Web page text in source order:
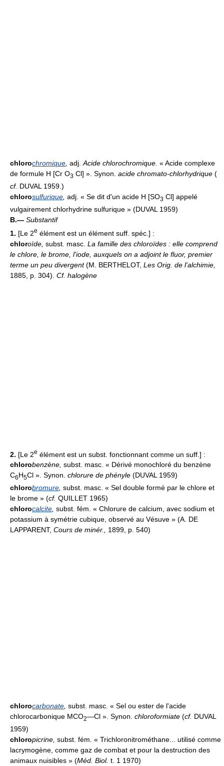
chlorochromique, adj.Acide chlorochromique. « Acide complexe
de formule H [Cr O3 Cl] ». Synon. acide chromato-chlorhydrique (
cf. DUVAL 1959.)
chlorosulfurique, adj. « Se dit d'un acide H [SO3 Cl] appelé
vulgairement chlorhydrine sulfurique » (DUVAL 1959)
B.— Substantif
1. [Le 2e élément est un élément suff. spéc.] :
chloroïde subst. masc. La famille des chloroïdes : elle comprend
le chlore, le brome, l'iode, auxquels on a adjoint le fluor, premier
terme un peu divergent(M. BERTHELOT, Les Orig. de l'alchimie,
1885, p. 304). Cf. halogène
2. [Le 2e élément est un subst. fonctionnant comme un suff.] :
chlorobenzène, subst. masc. « Dérivé monochloré du benzène
C6H5Cl ». Synon. chlorure de phényle (DUVAL 1959)
chlorobromure subst. masc. « Sel double formé par le chlore et
le brome » (cf. QUILLET 1965)
chlorocalcite subst. fém. « Chlorure de calcium, avec sodium et
potassium à symétrie cubique, observé au Vésuve » (A. DE
LAPPARENT, Cours de minér., 1899, p. 540)
chlorocarbonate subst. masc. « Sel ou ester de l'acide
chlorocarbonique MCO2—Cl ». Synon. chloroformiate (cf. DUVAL
1959)
chloropicrine subst. fém. « Trichloronitrométhane... utilisé comme
lacrymogène, comme gaz de combat et pour la destruction des
animaux nuisibles » (Méd. Biol. t. 1 1970)